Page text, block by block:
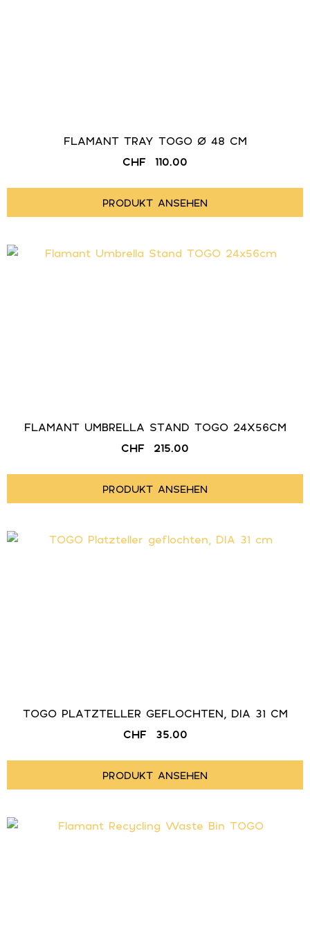
FLAMANT TRAY TOGO Ø 48 CM
CHF
110.00
PRODUKT ANSEHEN
FLAMANT UMBRELLA STAND TOGO 24X56CM
CHF
215.00
PRODUKT ANSEHEN
TOGO PLATZTELLER GEFLOCHTEN, DIA 31 CM
CHF
35.00
PRODUKT ANSEHEN